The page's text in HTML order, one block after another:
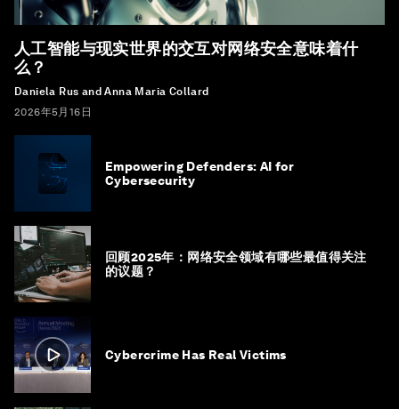
人工智能与现实世界的交互对网络安全意味着什
么？
Daniela Rus and Anna Maria Collard
2026年5月16日
Empowering Defenders: AI for
Cybersecurity
回顾2025年：网络安全领域有哪些最值得关注
的议题？
Cybercrime Has Real Victims